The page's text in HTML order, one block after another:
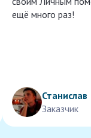
ещё много раз!
Станислав
Заказчик